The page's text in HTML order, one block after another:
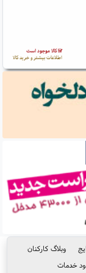
کالا موجود است
اطلاعات بیشتر و خرید کالا
وبلاگ کارکنان
خدمات